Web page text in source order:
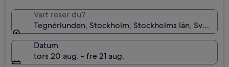
Vart reser du?
Tegnérlunden, Stockholm, Stockholms län, Sverige
Datum
tors 20 aug. - fre 21 aug.